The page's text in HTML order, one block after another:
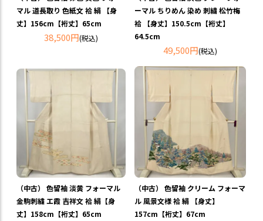
マル 道長取り 色紙文 袷 絹 【身
丈】156cm【裄丈】65cm
38,500円(税込)
ーマル ちりめん 染め 刺繍 松竹梅
袷 【身丈】150.5cm【裄丈】
64.5cm
49,500円(税込)
（中古） 色留袖 淡黄 フォーマル
金駒刺繍 エ霞 吉祥文 袷 絹【身
丈】158cm【裄丈】65cm
（中古） 色留袖 クリーム フォーマ
ル 風景文様 袷 絹 【身丈】
157cm【裄丈】67cm